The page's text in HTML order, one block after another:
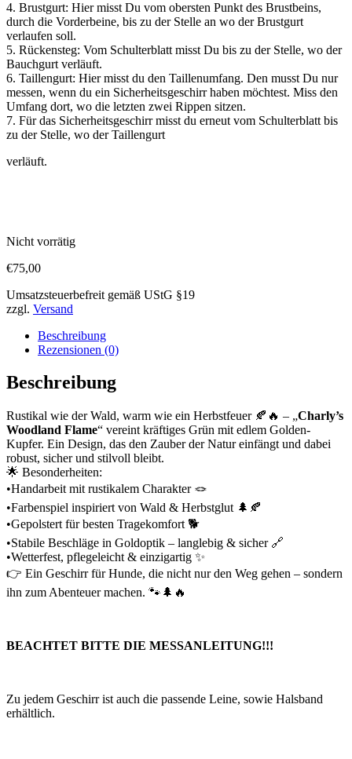
4. Brustgurt: Hier misst Du vom obersten Punkt des Brustbeins,
durch die Vorderbeine, bis zu der Stelle an wo der Brustgurt
verlaufen soll.
5. Rückensteg: Vom Schulterblatt misst Du bis zu der Stelle, wo der
Bauchgurt verläuft.
6. Taillengurt: Hier misst du den Taillenumfang. Den musst Du nur
messen, wenn du ein Sicherheitsgeschirr haben möchtest. Miss den
Umfang dort, wo die letzten zwei Rippen sitzen.
7. Für das Sicherheitsgeschirr misst du erneut vom Schulterblatt bis
zu der Stelle, wo der Taillengurt
verläuft.
Nicht vorrätig
€75,00
Umsatzsteuerbefreit gemäß UStG §19
zzgl. Versand
Beschreibung
Rezensionen (0)
Beschreibung
Rustikal wie der Wald, warm wie ein Herbstfeuer 🍂🔥 – „Charly’s
Woodland Flame“ vereint kräftiges Grün mit edlem Golden-
Kupfer. Ein Design, das den Zauber der Natur einfängt und dabei
robust, sicher und stilvoll bleibt.
🌟 Besonderheiten:
•Handarbeit mit rustikalem Charakter 🪢
•Farbenspiel inspiriert von Wald & Herbstglut 🌲🍂
•Gepolstert für besten Tragekomfort 🐕
•Stabile Beschläge in Goldoptik – langlebig & sicher 🔗
•Wetterfest, pflegeleicht & einzigartig ✨
👉 Ein Geschirr für Hunde, die nicht nur den Weg gehen – sondern
ihn zum Abenteuer machen. 🐾🌲🔥
BEACHTET BITTE DIE MESSANLEITUNG!!!
Zu jedem Geschirr ist auch die passende Leine, sowie Halsband
erhältlich.